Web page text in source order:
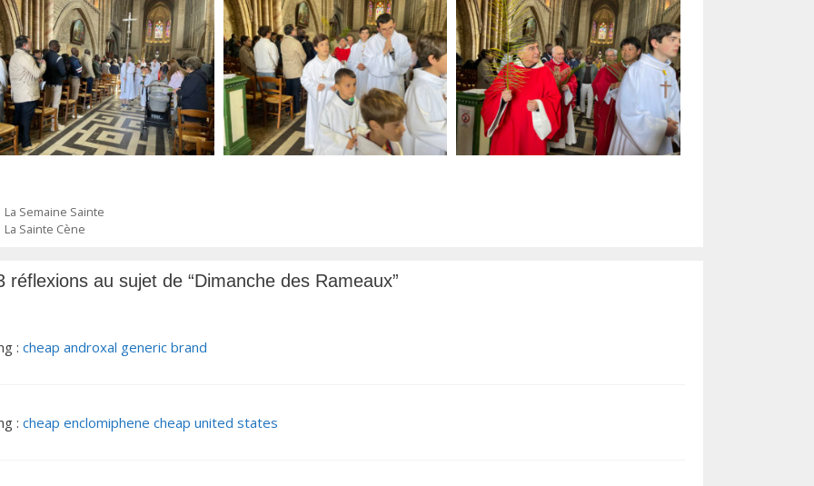
La Semaine Sainte
La Sainte Cène
réflexions au sujet de “Dimanche des Rameaux”
: cheap androxal generic brand
: cheap enclomiphene cheap united states